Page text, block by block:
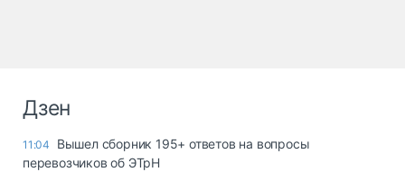
Дзен
11:04
Вышел сборник 195+ ответов на вопросы
перевозчиков об ЭТрН